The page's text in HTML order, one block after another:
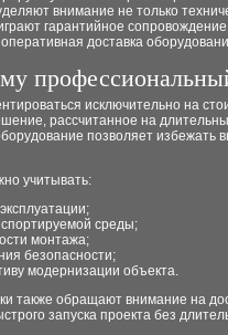
внимание не только
гарантийное
доставка
исключительно на
рассчитанное на
позволяет
учитывать:
среды;
монтажа;
безопасности;
модернизации объекта.
также обращают внимание на
запуска проекта без